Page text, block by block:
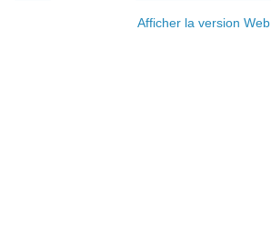
Afficher la version Web